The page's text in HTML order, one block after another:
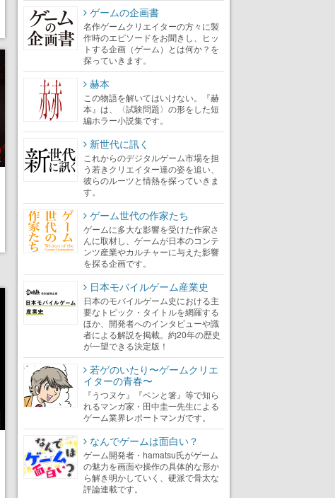
ゲームの企画書
名作ゲームクリエイターの方々に製
作時のエピソードをお聞きし、ヒッ
トする企画（ゲーム）とは何か？を
探っていきます。
赫本
この物語を解いてはいけない。『赫
本』は、〈試験問題〉の形をした短
編ホラー小説集です。
新世代に訊く
これからのデジタルゲーム市場を担
う若きクリエイター達の姿を追い、
彼らのルーツと情熱を探っていきま
す。
ゲーム世代の作家たち
ゲームに多大な影響を受けた作家さ
んに取材し、ゲームが日本のコンテ
ンツ産業やカルチャーに与えた影響
を探る企画です。
日本モバイルゲーム産業史
日本のモバイルゲーム史における主
要なトピック・タイトルを網羅する
ほか、開発者へのインタビューや識
者による解説を掲載。約20年の歴史
が一望できる決定版！
若ゲのいたり〜ゲームクリエ
イターの青春〜
『うつヌケ』『ペンと箸』等で知ら
れるマンガ家・田中圭一先生による
ゲーム業界レポートマンガです。
なんでゲームは面白い？
ゲーム開発者・hamatsu氏がゲーム
の魅力を画面や操作の具体的な形か
ら解き明かしていく、硬派で骨太な
評論連載です。